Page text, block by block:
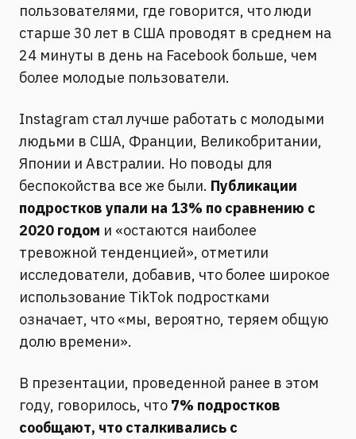
пользователями, где говорится, что люди
старше 30 лет в США проводят в среднем на
24 минуты в день на Facebook больше, чем
более молодые пользователи.
Instagram стал лучше работать с молодыми
людьми в США, Франции, Великобритании,
Японии и Австралии. Но поводы для
беспокойства все же были. Публикации
подростков упали на 13% по сравнению с
2020 годом и «остаются наиболее
тревожной тенденцией», отметили
исследователи, добавив, что более широкое
использование TikTok подростками
означает, что «мы, вероятно, теряем общую
долю времени».
В презентации, проведенной ранее в этом
году, говорилось, что 7% подростков
сообщают, что сталкивались с